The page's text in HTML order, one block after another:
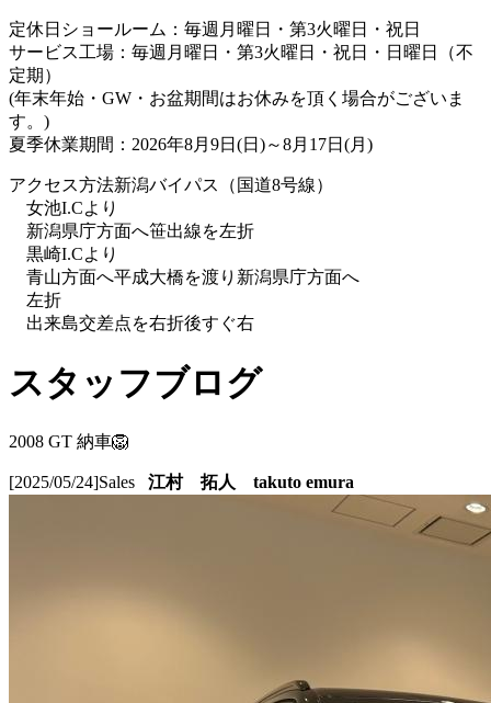
定休日 ショールーム：毎週月曜日・第3火曜日・祝日
サービス工場：毎週月曜日・第3火曜日・祝日・日曜日（不
定期）
(年末年始・GW・お盆期間はお休みを頂く場合がございま
す。)
夏季休業期間：2026年8月9日(日)～8月17日(月)
アクセス方法新潟バイパス（国道8号線）
女池I.Cより
新潟県庁方面へ笹出線を左折
黒崎I.Cより
青山方面へ平成大橋を渡り新潟県庁方面へ
左折
出来島交差点を右折後すぐ右
スタッフブログ
2008 GT 納車🦁
[2025/05/24]Sales 江村 拓人 takuto emura